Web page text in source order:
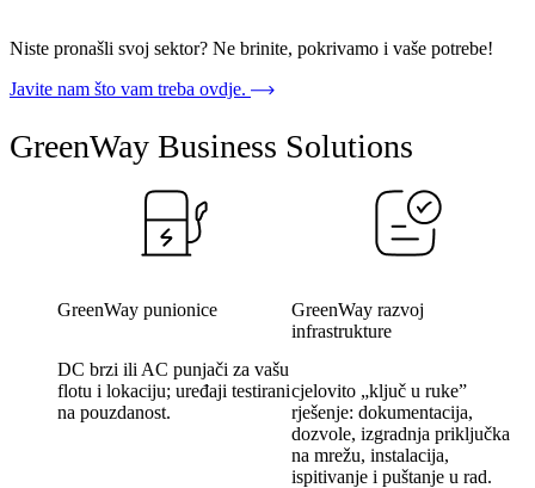
Niste pronašli svoj sektor? Ne brinite, pokrivamo i vaše potrebe!
Javite nam što vam treba ovdje.
GreenWay Business Solutions
GreenWay punionice
DC brzi ili AC punjači za vašu
flotu i lokaciju; uređaji testirani
na pouzdanost.
GreenWay razvoj
infrastrukture
cjelovito „ključ u ruke”
rješenje: dokumentacija,
dozvole, izgradnja priključka
na mrežu, instalacija,
ispitivanje i puštanje u rad.